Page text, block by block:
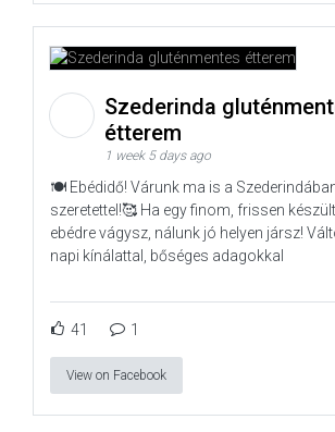
Szederinda
étterem
1 week 5 days ago
🍽️ Ebédidő! Várunk ma is a
szeretettel!🥰 Ha egy finom, frissen
ebédre vágysz, nálunk jó helyen jársz!
napi kínálattal, bőséges adagokkal
41 1
View on Facebook